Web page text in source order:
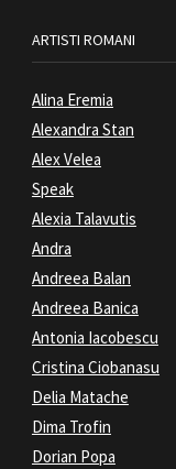
ARTISTI ROMANI
Alina Eremia
Alexandra Stan
Alex Velea
Speak
Alexia Talavutis
Andra
Andreea Balan
Andreea Banica
Antonia Iacobescu
Cristina Ciobanasu
Delia Matache
Dima Trofin
Dorian Popa